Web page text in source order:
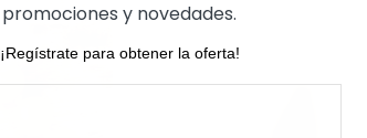
promociones y novedades.
¡Regístrate para obtener la oferta!